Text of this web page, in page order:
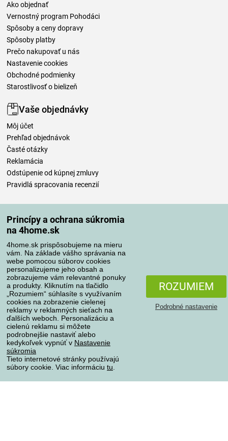
Princípy a ochrana súkromia
na 4home.sk
4home.sk prispôsobujeme na mieru
vám. Na základe vášho správania na
webe pomocou súborov cookies
personalizujeme jeho obsah a
zobrazujeme vám relevantné ponuky
a produkty. Kliknutím na tlačidlo
„Rozumiem“ súhlasíte s využívaním
cookies na zobrazenie cielenej
reklamy v reklamných sieťach na
ďalších weboch. Personalizáciu a
cielenú reklamu si môžete
podrobnejšie nastaviť alebo
kedykoľvek vypnúť v Nastavenie
súkromia
Tieto internetové stránky používajú
súbory cookie. Viac informáciu tu
ROZUMIEM
Podrobné nastavenie
Ako objednať
Vernostný program Pohodáci
Spôsoby a ceny dopravy
Spôsoby platby
Prečo nakupovať u nás
Nastavenie cookies
Obchodné podmienky
Starostlivosť o bielizeň
Vaše objednávky
Môj účet
Prehľad objednávok
Časté otázky
Reklamácia
Odstúpenie od kúpnej zmluvy
Pravidlá spracovania recenzií
Spôsoby platby
Spoľahlivý obchod